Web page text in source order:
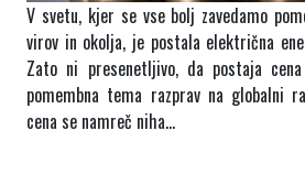
V svetu, kjer se vse bolj zavedamo
virov in okolja, je postala električna
Zato ni presenetljivo, da postaja
pomembna tema razprav na globalni
cena se namreč niha…